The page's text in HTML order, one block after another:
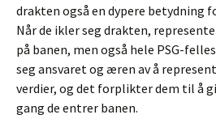
drakten også en dypere betydning
Når de ikler seg drakten,
på banen, men også hele PSG-
seg ansvaret og æren av å
verdier, og det forplikter dem til å
gang de entrer banen.